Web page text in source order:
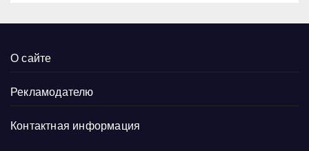
О сайте
Рекламодателю
Контактная информация